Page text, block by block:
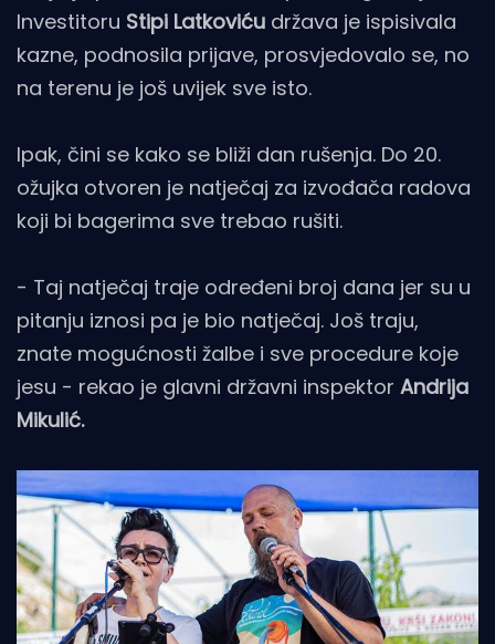
Investitoru Stipi Latkoviću država je ispisivala
kazne, podnosila prijave, prosvjedovalo se, no
na terenu je još uvijek sve isto.
Ipak, čini se kako se bliži dan rušenja. Do 20.
ožujka otvoren je natječaj za izvođača radova
koji bi bagerima sve trebao rušiti.
- Taj natječaj traje određeni broj dana jer su u
pitanju iznosi pa je bio natječaj. Još traju,
znate mogućnosti žalbe i sve procedure koje
jesu - rekao je glavni državni inspektor Andrija
Mikulić.